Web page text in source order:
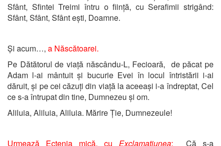
Sfânt, Sfintei Treimi întru o ființă, cu Serafimii strigând:
Sfânt, Sfânt, Sfânt ești, Doamne.
Și acum…, a Născătoarei.
Pe Dătătorul de viață născându-L, Fecioară, de păcat pe
Adam l-ai mântuit și bucurie Evei în locul întristării i-ai
dăruit, și pe cei căzuți din viață la aceeași i-a îndreptat, Cel
ce s-a întrupat din tine, Dumnezeu și om.
Aliluia, Aliluia, Aliluia. Mărire Ție, Dumnezeule!
Urmează Ectenia mică, cu Exclamațiunea: Că s-a